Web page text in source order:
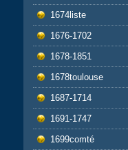
1674liste
1676-1702
1678-1851
1678toulouse
1687-1714
1691-1747
1699comté